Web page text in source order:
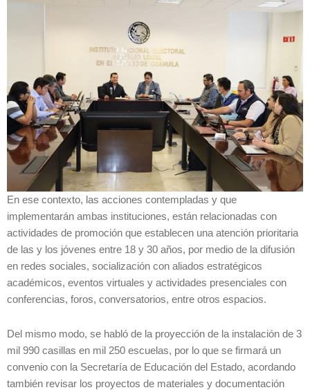
En ese contexto, las acciones contempladas y que
implementarán ambas instituciones, están relacionadas con
actividades de promoción que establecen una atención prioritaria
de las y los jóvenes entre 18 y 30 años, por medio de la difusión
en redes sociales, socialización con aliados estratégicos
académicos, eventos virtuales y actividades presenciales con
conferencias, foros, conversatorios, entre otros espacios.
Del mismo modo, se habló de la proyección de la instalación de 3
mil 990 casillas en mil 250 escuelas, por lo que se firmará un
convenio con la Secretaría de Educación del Estado, acordando
también revisar los proyectos de materiales y documentación